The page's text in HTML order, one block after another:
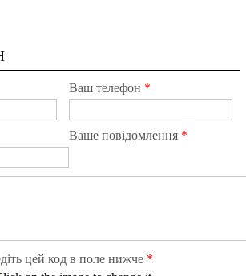
Ваш телефон *
Ваше повідомлення *
цей код в поле нижче *